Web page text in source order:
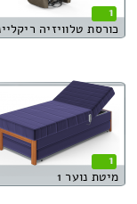
1
כורסת טלוויזיה
1
מיטת נוער 1